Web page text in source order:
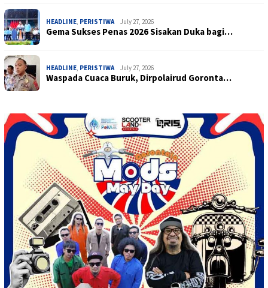
HEADLINE, PERISTIWA July 27, 2026
Gema Sukses Penas 2026 Sisakan Duka bagi…
HEADLINE, PERISTIWA July 27, 2026
Waspada Cuaca Buruk, Dirpolairud Goronta…